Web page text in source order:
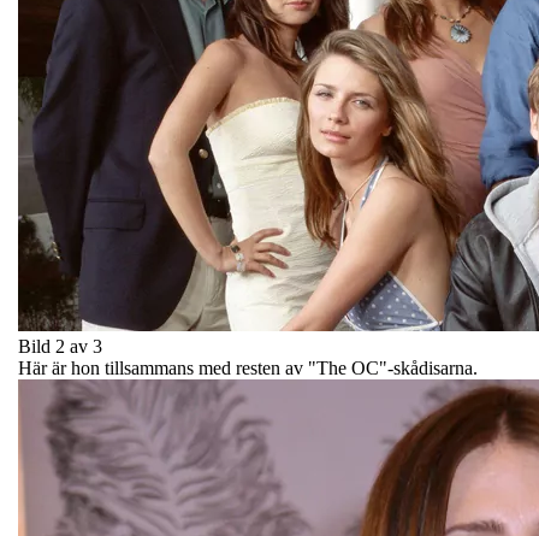
Bild 2 av 3
Här är hon tillsammans med resten av "The OC"-skådisarna.